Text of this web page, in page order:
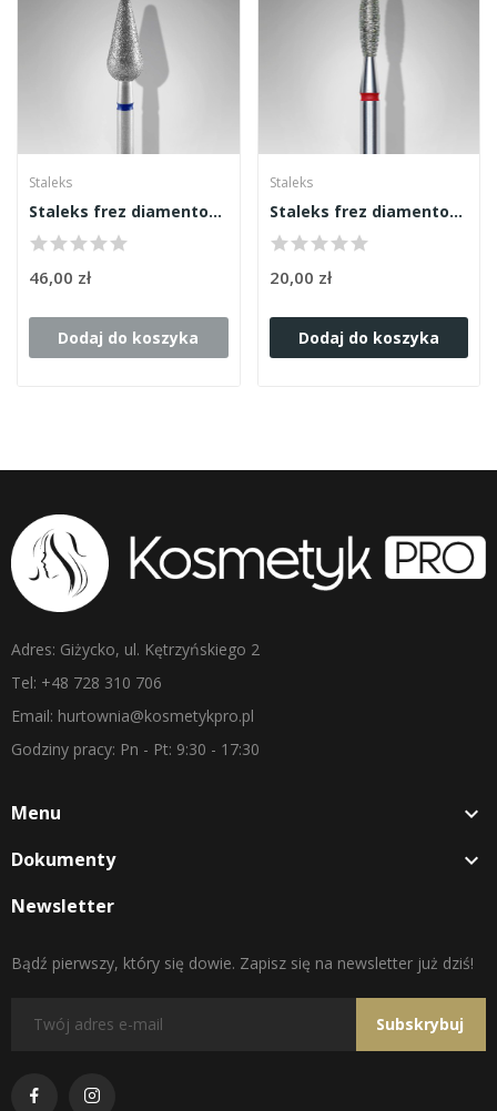
Staleks
Staleks frez diamentowy gruszka niebieska...
46,00 zł
Dodaj do koszyka
Staleks
Staleks frez diamentowy płomyk duży czerwony...
20,00 zł
Dodaj do koszyka
Adres: Giżycko, ul. Kętrzyńskiego 2
Tel: +48 728 310 706
Email: hurtownia@kosmetykpro.pl
Godziny pracy: Pn - Pt: 9:30 - 17:30
Menu 
Dokumenty 
Newsletter
Bądź pierwszy, który się dowie. Zapisz się na newsletter już dziś!
Subskrybuj